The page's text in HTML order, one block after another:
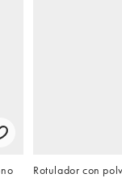
Rotulador con